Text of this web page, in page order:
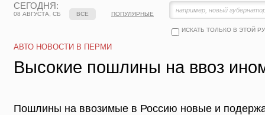
СЕГОДНЯ:
08 АВГУСТА, СБ
ИСКАТЬ ТОЛЬКО В ЭТОЙ
ВСЕ ПОПУЛЯРНЫЕ
АВТО НОВОСТИ В ПЕРМИ
Высокие пошлины на ввоз
Пошлины на ввозимые в Россию новые и